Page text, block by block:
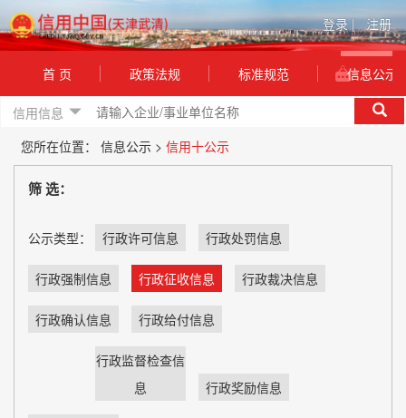
登录| 注册
首 页 政策法规 标准规范 信息公示
信用信息
您所在位置： 信息公示 > 信用十公示
筛 选：
公示类型： 行政许可信息 行政处罚信息
行政强制信息 行政征收信息 行政裁决信息
行政确认信息 行政给付信息
行政监督检查信
息
行政奖励信息